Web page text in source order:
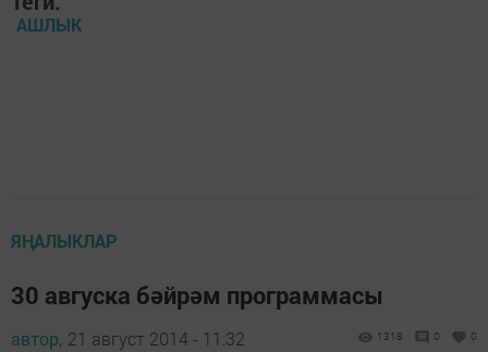
АШЛЫК
ЯҢАЛЫКЛАР
30 авгуска бәйрәм программасы
автор, 21 август 2014 - 11:32 1318 0 0